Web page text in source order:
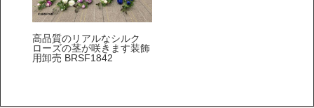
高品質のリアルなシルク
ローズの茎が咲きます装飾
用卸売 BRSF1842